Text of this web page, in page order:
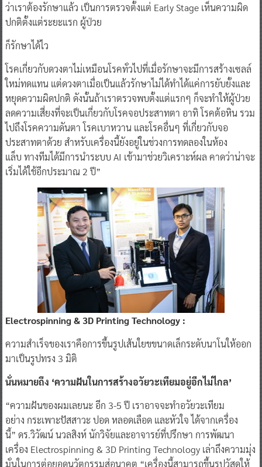
ว่าเราต้องรักษาแล้ว เป็นการตรวจตั้งแต่ Early Stage เห็นความผิด
ปกติตั้งแต่ระยะแรก ผู้ป่วย
ก็รักษาได้ไว
โรคเกี่ยวกับดวงตาไม่เหมือนโรคทั่วไปที่เมื่อรักษาจะมีการสร้างเซลล์
ใหม่ทดแทน แต่ดวงตาเมื่อเป็นแล้วรักษาไม่ได้ทำได้แค่การยับยั้งและ
หยุดความผิดปกติ ดังนั้นถ้าเราตรวจพบตั้งแต่แรกๆ ก็จะทำให้ผู้ป่วย
ลดความเสี่ยงที่จะเป็นเกี่ยวกับโรคจอประสาทตา อาทิ โรคต้อหิน รวม
ไปถึงโรคความดันตา โรคเบาหวาน และโรคอื่นๆ ที่เกี่ยวกับจอ
ประสาทตาด้วย สำหรับเครื่องนี้ยังอยู่ในช่วงการทดลองในห้อง
แล็บ ทางทีมได้มีการนำระบบ AI เข้ามาช่วยวิเคราะห์ผล คาดว่าน่าจะ
เริ่มได้ใช้อีกประมาณ 2 ปี”
Electrospinning & 3D Printing Technology :
ความสำเร็จของเราคือการขึ้นรูปเส้นใยขขนาดเล็กระดับนาโนให้ออก
มาเป็นรูปทรง 3 มิติ
นั่นหมายถึง ‘ความฝันในการสร้างอวัยวะเทียมอยู่อีกไม่ไกล’
“ความฝันของผมเลยนะ อีก 3-5 ปี เราอาจจะทำอวัยวะเทียม
อย่าง กระเพาะปัสสาวะ ปอด หลอดเลือด และหัวใจ ได้จากเครื่อง
นี้” ดร.วิวัฒน์ นวลสิงห์ นักวิจัยและอาจารย์ที่ปรึกษา การพัฒนา
เครื่อง Electrospinning & 3D Printing Technology เล่าถึงความมุ่ง
มั่นในการต่อยอดนวัตกรรมสู่อนาคต “เครื่องนี้สามารถขึ้นรูปวัสดุให้